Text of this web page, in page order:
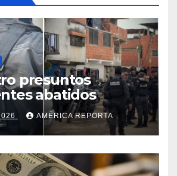
presuntos
abatidos
AMÉRICA REPORTA